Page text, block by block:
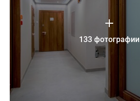
133 фотографии